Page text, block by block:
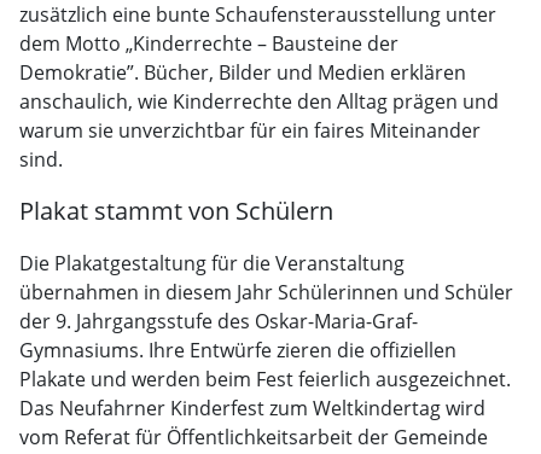
zusätzlich eine bunte Schaufensterausstellung unter
dem Motto „Kinderrechte – Bausteine der
Demokratie”. Bücher, Bilder und Medien erklären
anschaulich, wie Kinderrechte den Alltag prägen und
warum sie unverzichtbar für ein faires Miteinander
sind.
Plakat stammt von Schülern
Die Plakatgestaltung für die Veranstaltung
übernahmen in diesem Jahr Schülerinnen und Schüler
der 9. Jahrgangsstufe des Oskar-Maria-Graf-
Gymnasiums. Ihre Entwürfe zieren die offiziellen
Plakate und werden beim Fest feierlich ausgezeichnet.
Das Neufahrner Kinderfest zum Weltkindertag wird
vom Referat für Öffentlichkeitsarbeit der Gemeinde